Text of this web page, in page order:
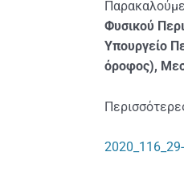
Φυσικού
Υπουργείο
όροφος),